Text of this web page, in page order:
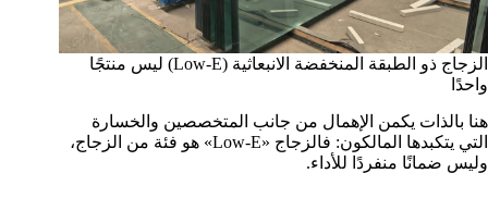
الزجاج ذو الطبقة المنخفضة الانبعاثية (Low-E) ليس منتجًا
واحدًا
هنا بالذات يكمن الإهمال من جانب المتخصصين والخسارة
التي يتكبدها المالكون: فالزجاج «Low-E» هو فئة من الزجاج،
وليس ضمانًا منفردًا للأداء.